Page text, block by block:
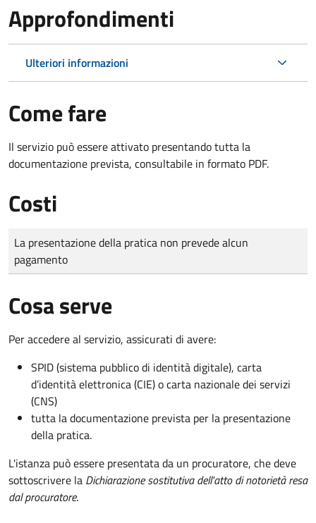
Approfondimenti
Ulteriori informazioni
Come fare
Il servizio può essere attivato presentando tutta la
documentazione prevista, consultabile in formato PDF.
Costi
Tipo di pagamento
Importo
La presentazione della pratica non prevede alcun
pagamento
Cosa serve
Per accedere al servizio, assicurati di avere:
SPID (sistema pubblico di identità digitale), carta
d’identità elettronica (CIE) o carta nazionale dei servizi
(CNS)
tutta la documentazione prevista per la presentazione
della pratica.
L'istanza può essere presentata da un procuratore, che deve
sottoscrivere la Dichiarazione sostitutiva dell'atto di notorietà resa
dal procuratore.